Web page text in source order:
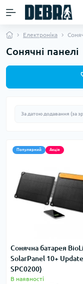
Електроніка
Сонячні панелі
Популярний Акція
Сонячна батарея
SolarPanel 10+
SPC0200)
В наявності